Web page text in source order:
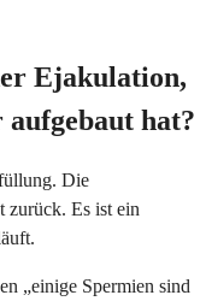
Ejakulation,
aufgebaut hat?
Die
zurück. Es ist ein
„einige Spermien sind